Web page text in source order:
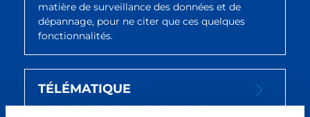
matière de surveillance des données et de
dépannage, pour ne citer que ces quelques
fonctionnalités.
TÉLÉMATIQUE
Technologie intégrant le cloud et la